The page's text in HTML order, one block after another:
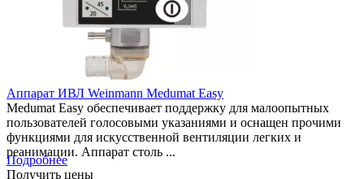
Аппарат ИВЛ Weinmann Medumat Easy
Medumat Easy обеспечивает поддержку для малоопытных
пользователей голосовыми указаниями и оснащен прочими
функциями для искусственной вентиляции легких и
реанимации. Аппарат столь ...
Подробнее
Получить цены